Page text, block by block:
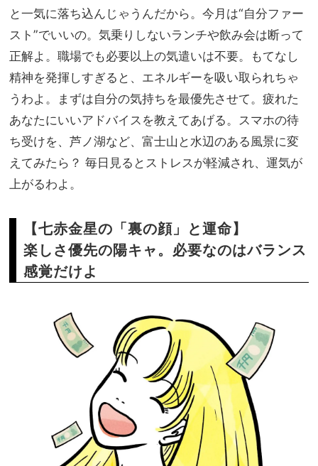
と一気に落ち込んじゃうんだから。今月は“自分ファー
スト”でいいの。気乗りしないランチや飲み会は断って
正解よ。職場でも必要以上の気遣いは不要。もてなし
精神を発揮しすぎると、エネルギーを吸い取られちゃ
うわよ。まずは自分の気持ちを最優先させて。疲れた
あなたにいいアドバイスを教えてあげる。スマホの待
ち受けを、芦ノ湖など、富士山と水辺のある風景に変
えてみたら？ 毎日見るとストレスが軽減され、運気が
上がるわよ。
【七赤金星の「裏の顔」と運命】
楽しさ優先の陽キャ。必要なのはバランス
感覚だけよ